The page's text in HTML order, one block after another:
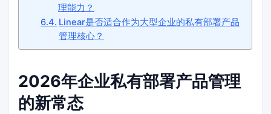
理能力？
Linear是否适合作为大型企业的私有部署产品
管理核心？
2026年企业私有部署产品管理
的新常态